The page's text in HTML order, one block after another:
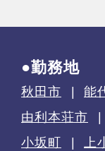
●勤務地
秋田市 能
由利本荘市
小坂町
上